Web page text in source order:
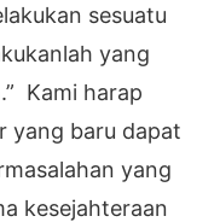
sesuatu
yang
Kami harap
yang baru dapat
yang
kesejahteraan